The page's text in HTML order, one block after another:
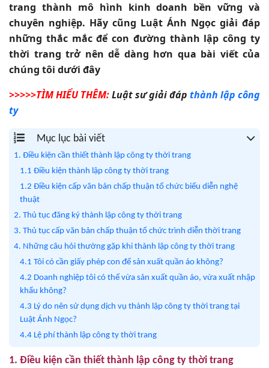
trang thành mô hình kinh doanh bền vững và
chuyên nghiệp. Hãy cũng Luật Ánh Ngọc giải đáp
những thắc mắc để con đường thành lập công ty
thời trang trở nên dễ dàng hơn qua bài viết của
chúng tôi dưới đây
>>>>>TÌM HIỂU THÊM:Luật sư giải đáp thành lập công
ty
Mục lục bài viết
1. Điều kiện cần thiết thành lập công ty thời trang
1.1 Điều kiện thành lập công ty thời trang
1.2 Điều kiện cấp văn bản chấp thuận tổ chức biểu diễn nghệ
thuật
2. Thủ tục đăng ký thành lập công ty thời trang
3. Thủ tục cấp văn bản chấp thuận tổ chức trình diễn thời trang
4. Những câu hỏi thường gặp khi thành lập công ty thời trang
4.1 Tôi có cần giấy phép con để sản xuất quần áo không?
4.2 Doanh nghiệp tôi có thể vừa sản xuất quần áo, vừa xuất nhập
khẩu không?
4.3 Lý do nên sử dụng dịch vụ thành lập công ty thời trang tại
Luật Ánh Ngọc?
4.4 Lệ phí thành lập công ty thời trang
1. Điều kiện cần thiết thành lập công ty thời trang